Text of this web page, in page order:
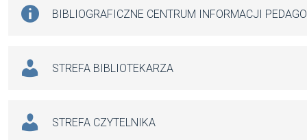
BIBLIOGRAFICZNE CENTRUM INFORMACJI
STREFA BIBLIOTEKARZA
STREFA CZYTELNIKA